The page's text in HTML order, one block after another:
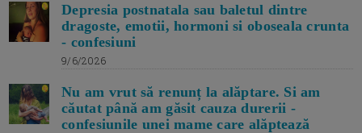
Depresia postnatala sau baletul dintre
dragoste, emotii, hormoni si oboseala crunta
- confesiuni
9/6/2026
Nu am vrut să renunț la alăptare. Si am
căutat până am găsit cauza durerii -
confesiunile unei mame care alăptează